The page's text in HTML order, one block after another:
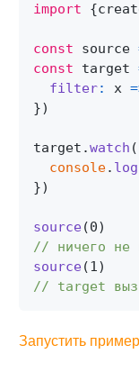
import {
const source
const target
filter: x
})
target .watch (
console. log
})
source(0)
// ничего не
source(1)
// target
Запустить пример